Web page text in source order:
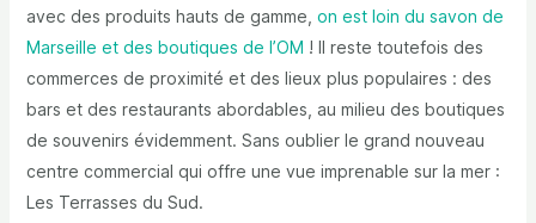
avec des produits hauts de gamme, on est loin du savon de
Marseille et des boutiques de l’OM ! Il reste toutefois des
commerces de proximité et des lieux plus populaires : des
bars et des restaurants abordables, au milieu des boutiques
de souvenirs évidemment. Sans oublier le grand nouveau
centre commercial qui offre une vue imprenable sur la mer :
Les Terrasses du Sud.